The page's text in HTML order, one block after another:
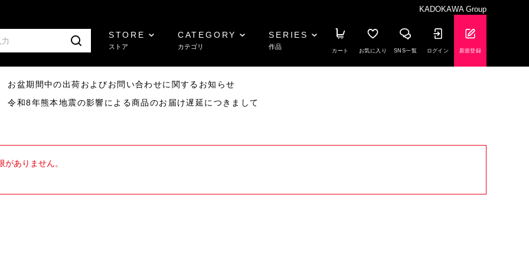
KADOKAWA Group
STORE
ストア
CATEGORY
カテゴリ
SERIES
作品
カート お気に入り SNS一覧 ログイン 新規登録
盆期間中の出荷およびお問い合わせに関するお知らせ
和8年熊本地震の影響による商品のお届け遅延につきまして
ありません。